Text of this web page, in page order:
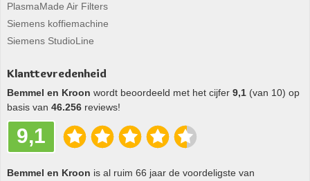
PlasmaMade Air Filters
Siemens koffiemachine
Siemens StudioLine
Klanttevredenheid
Bemmel en Kroon wordt beoordeeld met het cijfer 9,1 (van 10) op
basis van 46.256 reviews!
9,1
Bemmel en Kroon is al ruim 66 jaar de voordeligste van